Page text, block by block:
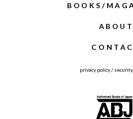
BOOKS/
ABOUT
privacy policy/